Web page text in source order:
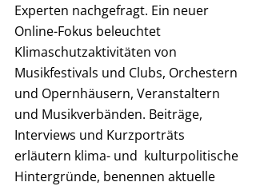
Experten nachgefragt. Ein neuer
Online-Fokus beleuchtet
Klimaschutzaktivitäten von
Musikfestivals und Clubs, Orchestern
und Opernhäusern, Veranstaltern
und Musikverbänden. Beiträge,
Interviews und Kurzporträts
erläutern klima- und  kulturpolitische
Hintergründe, benennen aktuelle